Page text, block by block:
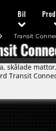
Bil
Transit
skålade
Transit